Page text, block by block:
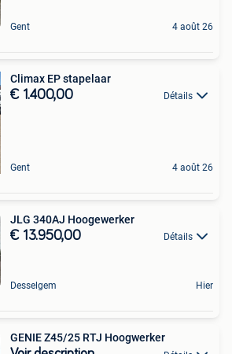
Gent 4 août 26
Climax EP stapelaar
€ 1.400,00 Détails
Gent 4 août 26
JLG 340AJ Hoogewerker
€ 13.950,00 Détails
Desselgem Hier
GENIE Z45/25 RTJ Hoogwerker